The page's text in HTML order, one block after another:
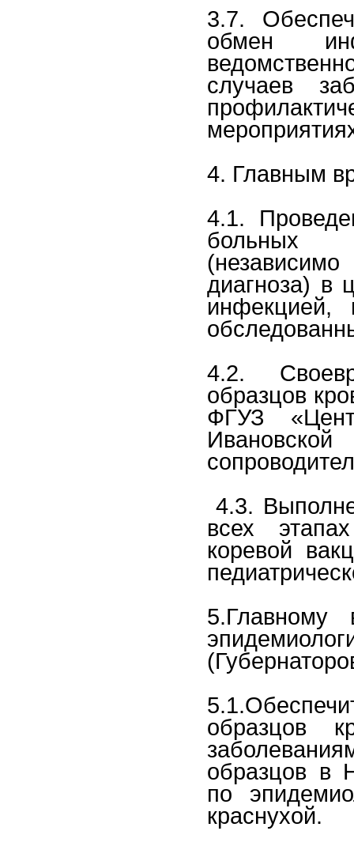
3.7.
обмен
случаев
4. Главным
4.1.
больных
диагноза) в
4.2.
образцов
ФГУЗ
4.3.
всех
коревой
образцов
образцов в
по
краснухой.